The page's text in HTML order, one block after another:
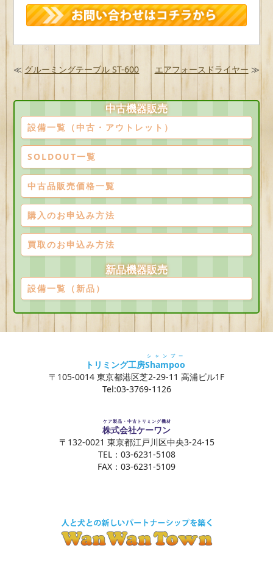
≪グルーミングテーブル ST-600 エアフォースドライヤー ≫
中古機器販売
設備一覧（中古・アウトレット）
SOLDOUT一覧
中古品販売価格一覧
購入のお申込み方法
買取のお申込み方法
新品機器販売
設備一覧（新品）
トリミング工房Shampoo
シャンプー
〒105-0014 東京都港区芝2-29-11 高浦ビル1F
Tel:03-3769-1126
株式会社ケーワン
ケア製品・中古トリミング機材
〒132-0021 東京都江戸川区中央3-24-15
TEL：03-6231-5108
FAX：03-6231-5109